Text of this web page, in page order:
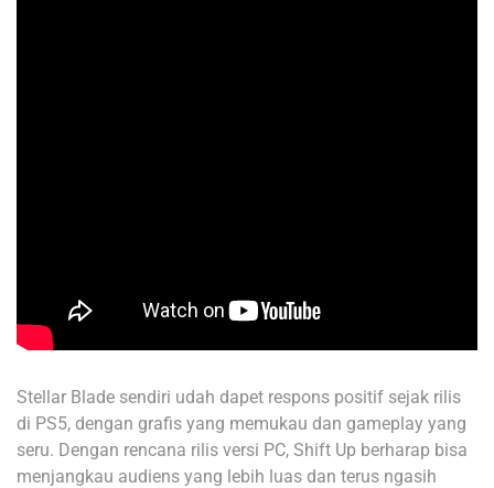
Stellar Blade sendiri udah dapet respons positif sejak rilis
di PS5, dengan grafis yang memukau dan gameplay yang
seru. Dengan rencana rilis versi PC, Shift Up berharap bisa
menjangkau audiens yang lebih luas dan terus ngasih